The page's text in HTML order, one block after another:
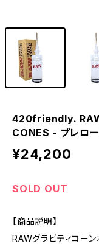
420friendly.
CONES - プレロ
¥24,200
SOLD OUT
【商品説明】
RAWグラビティコーン